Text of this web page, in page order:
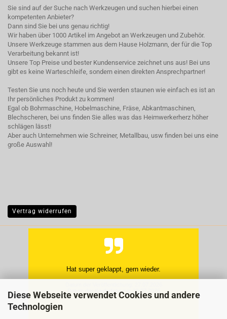
Diese Webseite verwendet Cookies und andere
Technologien
Sie sind auf der Suche nach Werkzeugen und suchen hierbei einen
kompetenten Anbieter?
Dann sind Sie bei uns genau richtig!
Wir haben über 1000 Artikel im Angebot an Werkzeugen und Zubehör.
Unsere Werkzeuge stammen aus dem Hause Holzmann, der für die Top
Verarbeitung bekannt ist!
Unsere Top Preise und bester Kundenservice zeichnet uns aus! Bei uns
gibt es keine Warteschleife, sondern einen direkten Ansprechpartner!
Testen Sie uns noch heute und Sie werden staunen wie einfach es ist an
Ihr persönliches Produkt zu kommen!
Egal ob Bohrmaschine, Hobelmaschine, Fräse, Abkantmaschinen,
Blechscheren, bei uns finden Sie alles was das Heimwerkerherz höher
schlägen lässt!
Aber auch Unternehmen wie Schreiner, Metallbau, usw finden bei uns eine
große Auswahl!
Vertrag widerrufen
Hat super geklappt, gern wieder.
Datum der Kauferfahrung: 20.07.2026